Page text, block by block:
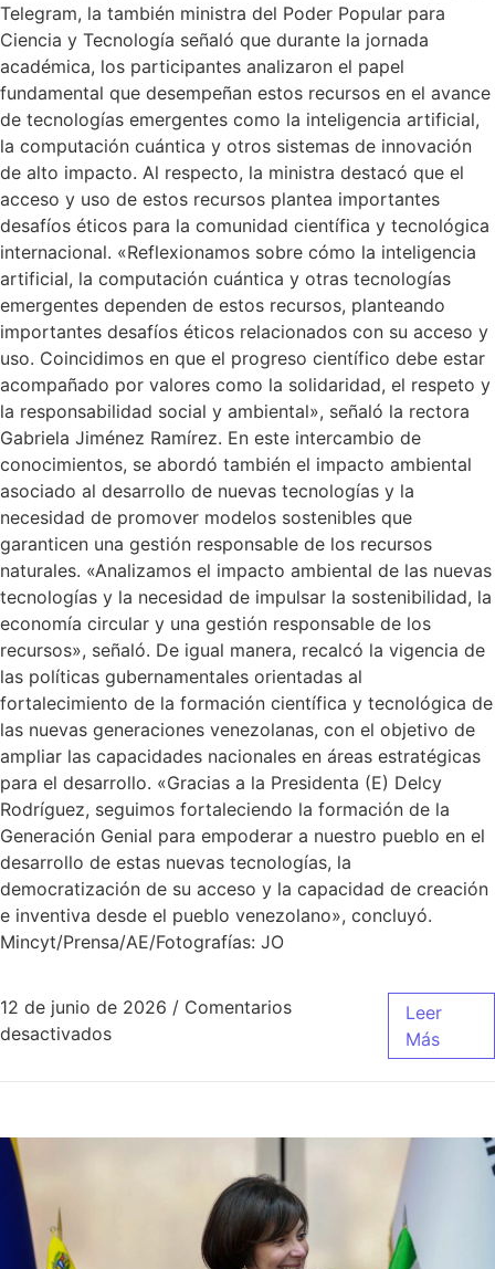
Telegram, la también ministra del Poder Popular para
Ciencia y Tecnología señaló que durante la jornada
académica, los participantes analizaron el papel
fundamental que desempeñan estos recursos en el avance
de tecnologías emergentes como la inteligencia artificial,
la computación cuántica y otros sistemas de innovación
de alto impacto. Al respecto, la ministra destacó que el
acceso y uso de estos recursos plantea importantes
desafíos éticos para la comunidad científica y tecnológica
internacional. «Reflexionamos sobre cómo la inteligencia
artificial, la computación cuántica y otras tecnologías
emergentes dependen de estos recursos, planteando
importantes desafíos éticos relacionados con su acceso y
uso. Coincidimos en que el progreso científico debe estar
acompañado por valores como la solidaridad, el respeto y
la responsabilidad social y ambiental», señaló la rectora
Gabriela Jiménez Ramírez. En este intercambio de
conocimientos, se abordó también el impacto ambiental
asociado al desarrollo de nuevas tecnologías y la
necesidad de promover modelos sostenibles que
garanticen una gestión responsable de los recursos
naturales. «Analizamos el impacto ambiental de las nuevas
tecnologías y la necesidad de impulsar la sostenibilidad, la
economía circular y una gestión responsable de los
recursos», señaló. De igual manera, recalcó la vigencia de
las políticas gubernamentales orientadas al
fortalecimiento de la formación científica y tecnológica de
las nuevas generaciones venezolanas, con el objetivo de
ampliar las capacidades nacionales en áreas estratégicas
para el desarrollo. «Gracias a la Presidenta (E) Delcy
Rodríguez, seguimos fortaleciendo la formación de la
Generación Genial para empoderar a nuestro pueblo en el
desarrollo de estas nuevas tecnologías, la
democratización de su acceso y la capacidad de creación
e inventiva desde el pueblo venezolano», concluyó.
Mincyt/Prensa/AE/Fotografías: JO
12 de junio de 2026 / Comentarios
desactivados
Leer
Más